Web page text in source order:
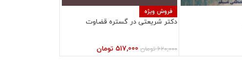
فروش ویژه
دکتر شریعتی در گستره قضاوت
620,000 تومان 517,000 تومان